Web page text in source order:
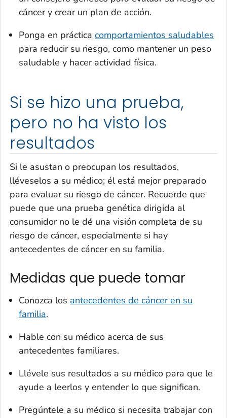
cáncer y crear un plan de acción.
Ponga en práctica comportamientos saludables
para reducir su riesgo, como mantener un peso
saludable y hacer actividad física.
Si se hizo una prueba,
pero no ha visto los
resultados
Si le asustan o preocupan los resultados,
lléveselos a su médico; él está mejor preparado
para evaluar su riesgo de cáncer. Recuerde que
puede que una prueba genética dirigida al
consumidor no le dé una visión completa de su
riesgo de cáncer, especialmente si hay
antecedentes de cáncer en su familia.
Medidas que puede tomar
Conozca los antecedentes de cáncer en su
familia.
Hable con su médico acerca de sus
antecedentes familiares.
Llévele sus resultados a su médico para que le
ayude a leerlos y entender lo que significan.
Pregúntele a su médico si necesita trabajar con